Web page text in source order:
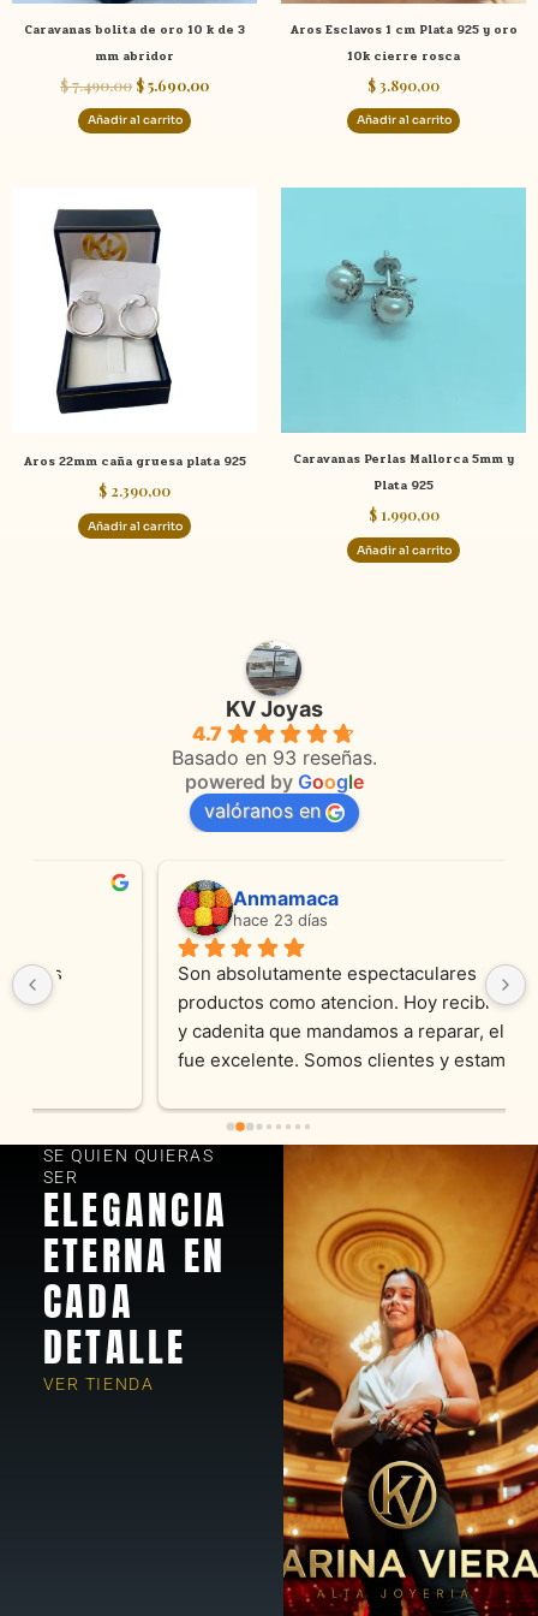
Caravanas bolita de oro 10 k de 3
mm abridor
$7.490,00 $5.690,00
Añadir al carrito
Aros Esclavos 1 cm Plata 925 y oro
10k cierre rosca
$3.890,00
Añadir al carrito
Aros 22mm caña gruesa plata 925
$ 2.390,00
Añadir al carrito
Caravanas Perlas Mallorca 5mm y
Plata 925
$1.990,00
Añadir al carrito
KV Joyas
4.7
Basado en 93 reseñas.
powered by Google
valóranos en
Anmamaca
hace 23 días
Son absolutamente espectaculares tanto
productos como atencion. Hoy recibimos alianza
y cadenita que mandamos a reparar, el trabajo
fue excelente. Somos clientes y estamos
SE QUIEN QUIERAS
SER
ELEGANCIA
ETERNA EN
CADA
DETALLE
VER TIENDA